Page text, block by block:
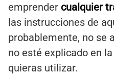
emprender cualquier
las instrucciones de
probablemente, no se
no esté explicado en
quieras utilizar.